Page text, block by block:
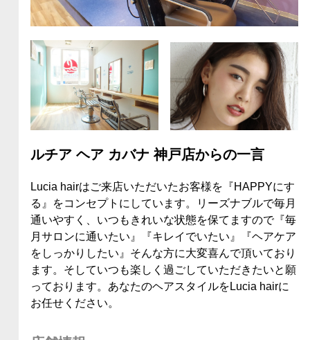
ルチア ヘア カバナ 神戸店からの一言
Lucia hairはご来店いただいたお客様を『HAPPYにす
る』をコンセプトにしています。リーズナブルで毎月
通いやすく、いつもきれいな状態を保てますので『毎
月サロンに通いたい』『キレイでいたい』『ヘアケア
をしっかりしたい』そんな方に大変喜んで頂いており
ます。そしていつも楽しく過ごしていただきたいと願
っております。あなたのヘアスタイルをLucia hairに
お任せください。